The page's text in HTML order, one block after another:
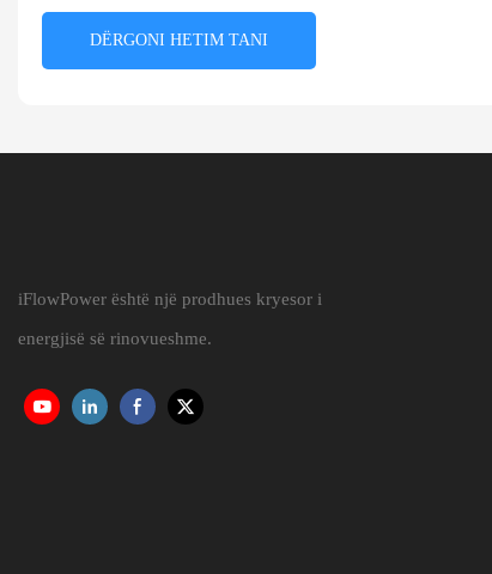
DËRGONI HETIM TANI
iFlowPower është një prodhues kryesor i
energjisë së rinovueshme.